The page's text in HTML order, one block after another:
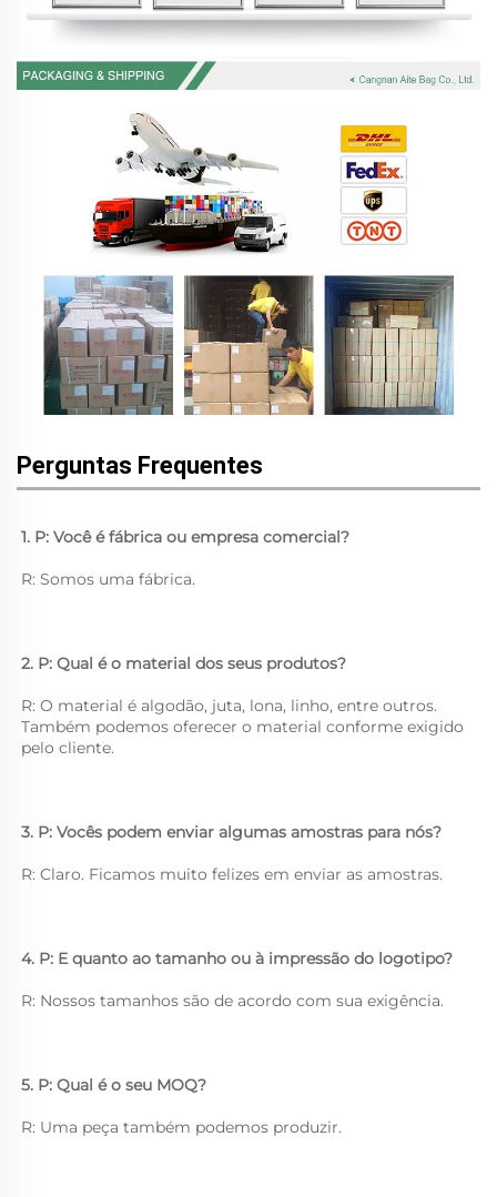
Perguntas Frequentes
1. P: Você é fábrica ou empresa comercial?
R: Somos uma fábrica.
2. P: Qual é o material dos seus produtos?
R: O material é algodão, juta, lona, linho, entre outros.
Também podemos oferecer o material conforme exigido
pelo cliente.
3. P: Vocês podem enviar algumas amostras para nós?
R: Claro. Ficamos muito felizes em enviar as amostras.
4. P: E quanto ao tamanho ou à impressão do logotipo?
R: Nossos tamanhos são de acordo com sua exigência.
5. P: Qual é o seu MOQ?
R: Uma peça também podemos produzir.